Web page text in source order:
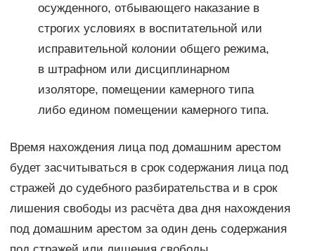
осужденного, отбывающего наказание в
строгих условиях в воспитательной или
исправительной колонии общего режима,
в штрафном или дисциплинарном
изоляторе, помещении камерного типа
либо едином помещении камерного типа.
Время нахождения лица под домашним арестом
будет засчитываться в срок содержания лица под
стражей до судебного разбирательства и в срок
лишения свободы из расчёта два дня нахождения
под домашним арестом за один день содержания